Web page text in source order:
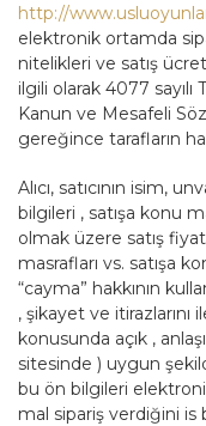
http://
elektronik ortamda
nitelikleri ve satış
ilgili olarak 4077
Kanun ve Mesafeli
gereğince tarafların
Alıcı, satıcının isim,
bilgileri , satışa konu
olmak üzere satış
masrafları vs. satışa
“cayma” hakkının
, şikayet ve
konusunda açık ,
sitesinde ) uygun
bu ön bilgileri
mal sipariş verdiğini